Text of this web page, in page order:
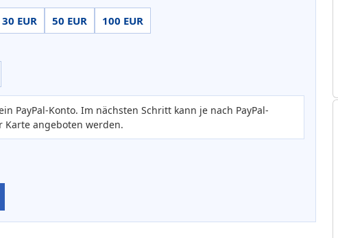
30 EUR 50 EUR 100 EUR
PayPal-Konto. Im nächsten Schritt kann je nach PayPal-
Karte angeboten werden.